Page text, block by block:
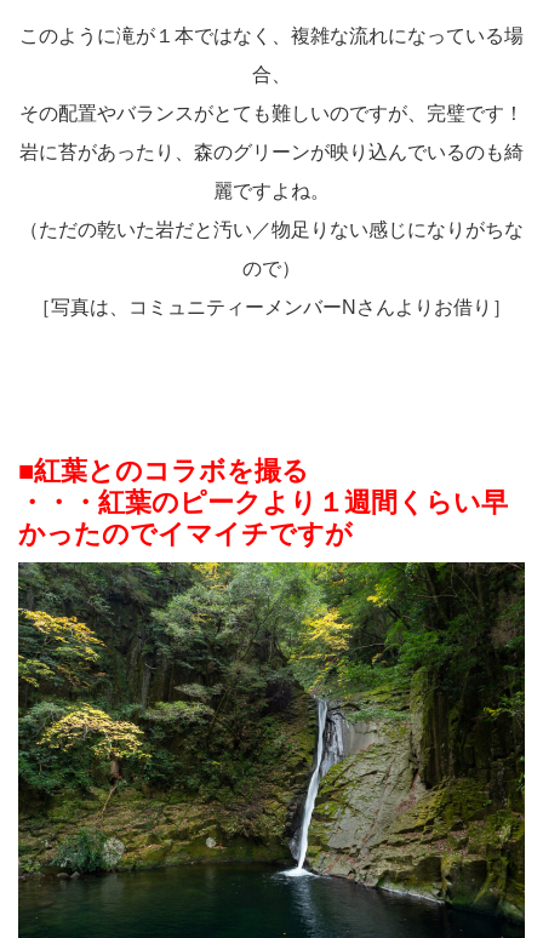
このように滝が１本ではなく、複雑な流れになっている場
合、
その配置やバランスがとても難しいのですが、完璧です！
岩に苔があったり、森のグリーンが映り込んでいるのも綺
麗ですよね。
（ただの乾いた岩だと汚い／物足りない感じになりがちな
ので）
［写真は、コミュニティーメンバーNさんよりお借り］
■紅葉とのコラボを撮る
・・・紅葉のピークより１週間くらい早
かったのでイマイチですが